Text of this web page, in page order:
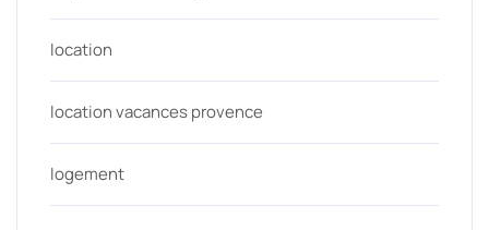
location
location vacances provence
logement